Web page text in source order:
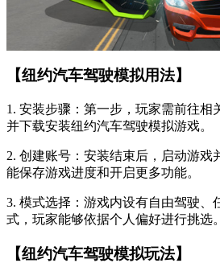
【纽约汽车驾驶模拟用法】
1. 安装步骤：第一步，玩家需前往相
并下载安装纽约汽车驾驶模拟游戏。
2. 创建账号：安装结束后，启动游戏
能保存游戏进度和开启更多功能。
3. 模式选择：游戏内设有自由驾驶、
式，玩家能够依据个人偏好进行挑选。
【纽约汽车驾驶模拟玩法】